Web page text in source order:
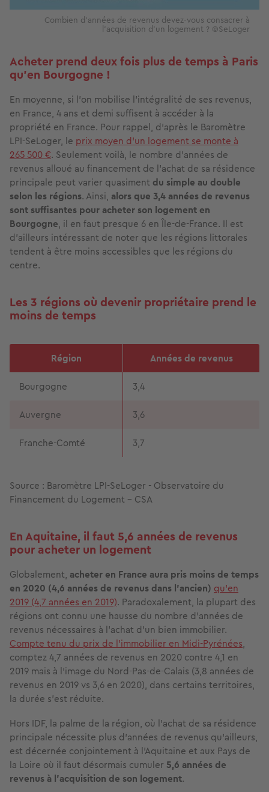
Combien d'années de revenus devez-vous consacrer à
l'acquisition d'un logement ? ©SeLoger
Acheter prend deux fois plus de temps à Paris
qu'en Bourgogne !
En moyenne, si l'on mobilise l'intégralité de ses revenus,
en France, 4 ans et demi suffisent à accéder à la
propriété en France. Pour rappel, d'après le Baromètre
LPI-SeLoger, le prix moyen d'un logement se monte à
265 500 €. Seulement voilà, le nombre d'années de
revenus alloué au financement de l'achat de sa résidence
principale peut varier quasiment du simple au double
selon les régions. Ainsi, alors que 3,4 années de revenus
sont suffisantes pour acheter son logement en
Bourgogne, il en faut presque 6 en Île-de-France. Il est
d'ailleurs intéressant de noter que les régions littorales
tendent à être moins accessibles que les régions du
centre.
Les 3 régions où devenir propriétaire prend le
moins de temps
Région Années de revenus
Bourgogne 3,4
Auvergne 3,6
Franche-Comté 3,7
Source : Baromètre LPI-SeLoger - Observatoire du
Financement du Logement - CSA
En Aquitaine, il faut 5,6 années de revenus
pour acheter un logement
Globalement, acheter en France aura pris moins de temps
en 2020 (4,6 années de revenus dans l'ancien) qu'en
2019 (4,7 années en 2019). Paradoxalement, la plupart des
régions ont connu une hausse du nombre d'années de
revenus nécessaires à l'achat d'un bien immobilier.
Compte tenu du prix de l'immobilier en Midi-Pyrénées,
comptez 4,7 années de revenus en 2020 contre 4,1 en
2019 mais à l'image du Nord-Pas-de-Calais (3,8 années de
revenus en 2019 vs 3,6 en 2020), dans certains territoires,
la durée s'est réduite.
Hors IDF, la palme de la région, où l'achat de sa résidence
principale nécessite plus d'années de revenus qu'ailleurs,
est décernée conjointement à l'Aquitaine et aux Pays de
la Loire où il faut désormais cumuler 5,6 années de
revenus à l'acquisition de son logement.